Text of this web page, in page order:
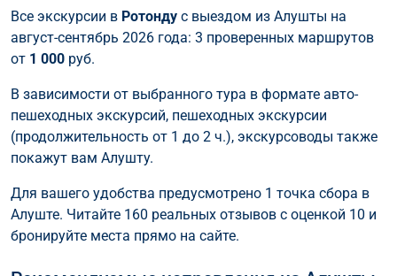
Все экскурсии в Ротонду с выездом из Алушты на
август-сентябрь 2026 года: 3 проверенных маршрутов
от 1 000 руб.
В зависимости от выбранного тура в формате авто-
пешеходных экскурсий, пешеходных экскурcии
(продолжительность от 1 до 2 ч.), экскурсоводы также
покажут вам Алушту.
Для вашего удобства предусмотрено 1 точка сбора в
Алуште. Читайте 160 реальных отзывов с оценкой 10 и
бронируйте места прямо на сайте.